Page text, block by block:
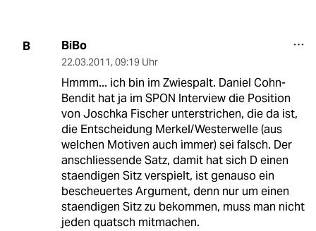
B BiBo
22.03.2011, 09:19 Uhr
Hmmm... ich bin im Zwiespalt. Daniel Cohn-
Bendit hat ja im SPON Interview die Position
von Joschka Fischer unterstrichen, die da ist,
die Entscheidung Merkel/Westerwelle (aus
welchen Motiven auch immer) sei falsch. Der
anschliessende Satz, damit hat sich D einen
staendigen Sitz verspielt, ist genauso ein
bescheuertes Argument, denn nur um einen
staendigen Sitz zu bekommen, muss man nicht
jeden quatsch mitmachen.